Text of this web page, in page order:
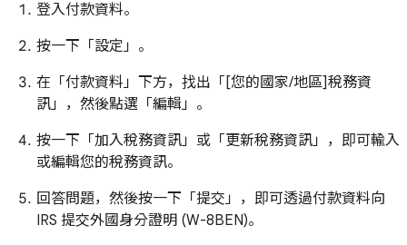
登入付款資料。
按一下「設定」。
在「付款資料」下方，找出「[您的國家/地區]稅務資
訊」，然後點選「編輯」。
按一下「加入稅務資訊」或「更新稅務資訊」，即可輸入
或編輯您的稅務資訊。
回答問題，然後按一下「提交」，即可透過付款資料向
IRS 提交外國身分證明 (W-8BEN)。